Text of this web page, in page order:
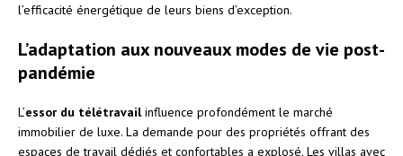
l’efficacité énergétique de leurs biens d’exception.
L’adaptation aux nouveaux modes de vie post-
pandémie
L’essor du télétravailinfluence profondément le marché
immobilier de luxe. La demande pour des propriétés offrant des
espaces de travail dédiés et confortables a explosé. Les villas avec